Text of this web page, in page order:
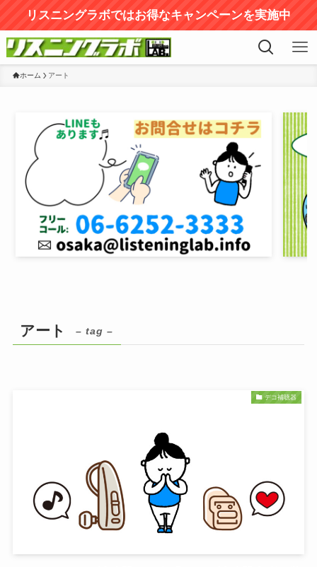
リスニングラボではお得なキャンペーンを実施中
ホーム アート
アート – tag –
デコ補聴器